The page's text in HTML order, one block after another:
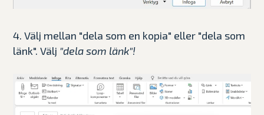
4. Välj mellan "dela som en kopia" eller "dela som
länk". Välj "dela som länk"!